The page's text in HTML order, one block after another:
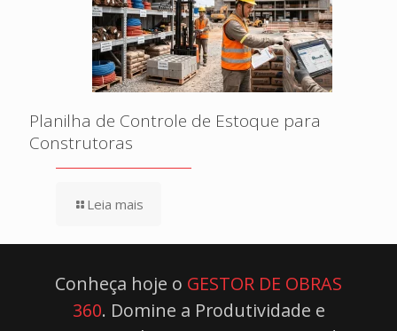
Planilha de Controle de Estoque para
Construtoras
Leia mais
Conheça hoje o GESTOR DE OBRAS
360. Domine a Produtividade e